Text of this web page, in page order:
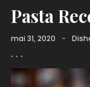
Pasta
mai 31, 2020 -